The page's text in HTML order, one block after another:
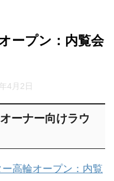
ープン：内覧会
4月2日
ーナー向けラウ
高輪オープン：内覧